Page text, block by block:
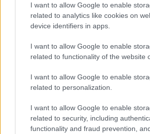
I want to allow Google to enable
related to analytics like cookies on
device identifiers in apps.
I want to allow Google to enable
related to functionality of the website
I want to allow Google to enable
related to personalization.
I want to allow Google to enable
related to security, including
functionality and fraud prevention,